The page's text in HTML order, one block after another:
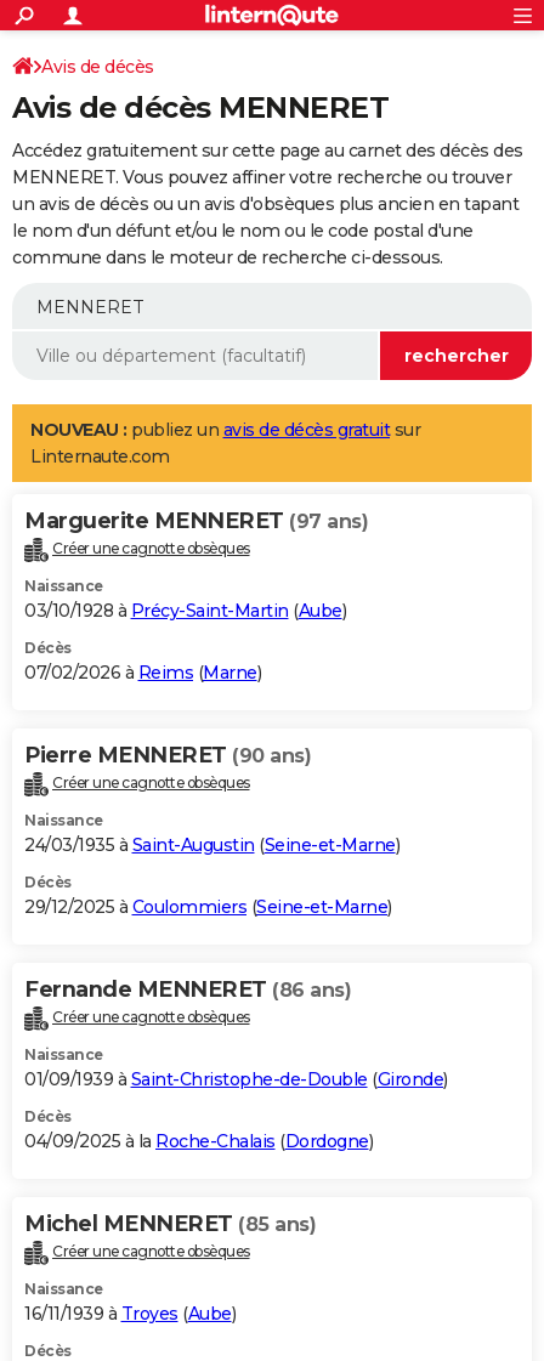
ACTUALITÉS
Politique
Société
Faits Divers
Education
Monde
Villes
+
SPORT
Coupe du monde 2026
Football
Tennis
Cyclisme
Rugby
Forum
Programme TV
TNT
Streaming
Cinéma
Sorties cinéma
Musique
+
FINANCE
Impôts
Immobilier
Risques naturels par ville
Banque
Assurance
Crédit
AUTO
Essais
Réserver un essai
Citadines
Berlines
SUV
Forum auto
+
Mobiles
Meilleur smartphone
Internet
Ordinateurs
Jeux vidéo
Guide high-tech
Aménagement intérieur
LIFESTYLE
Art de vivre
Bien-être
Loisirs
Mode
Modes de vie
Alimentation
Guide de la santé
Maladies
Médicaments
Sommeil
VOYAGE
Destinations
City break
Voyage nature
Voyage de noces
Forum
Climat
+PHOTO
GUIDES D'ACHAT
BONS PLANS
Carte de Noël
Carte Bonne année
Carte Saint-Valentin
Carte Pâques
Carte d'anniversaire
DICTIONNAIRE
Dictionnaire
Biographies
Citations
Expressions
Proverbes
PROGRAMME TV
S'inscrire
Se connecter
Lycées
Collèges
Primaires
Universités
Entreprises
Service militaire
Avis de recherche
AVIS DE DÉCÈS
Bricolage
Lifestyle
Culture
Sport
Auto
Television
Voyage
Cinema
Avis de décès
Avis de décès MENNERET
Accédez gratuitement sur cette page au carnet des décès des
MENNERET. Vous pouvez affiner votre recherche ou trouver
un avis de décès ou un avis d'obsèques plus ancien en tapant
le nom d'un défunt et/ou le nom ou le code postal d'une
commune dans le moteur de recherche ci-dessous.
NOUVEAU : publiez un avis de décès gratuitsur
Linternaute.com
Marguerite MENNERET (97 ans)
Créer une cagnotte obsèques
Naissance
03/10/1928 à Précy-Saint-Martin (Aube)
Décès
07/02/2026 à Reims (Marne)
Pierre MENNERET (90 ans)
Créer une cagnotte obsèques
Naissance
24/03/1935 à Saint-Augustin (Seine-et-Marne)
Décès
29/12/2025 à Coulommiers (Seine-et-Marne)
Fernande MENNERET (86 ans)
Créer une cagnotte obsèques
Naissance
01/09/1939 à Saint-Christophe-de-Double (Gironde)
Décès
04/09/2025 à la Roche-Chalais (Dordogne)
Michel MENNERET (85 ans)
Créer une cagnotte obsèques
Naissance
16/11/1939 à Troyes (Aube)
Décès